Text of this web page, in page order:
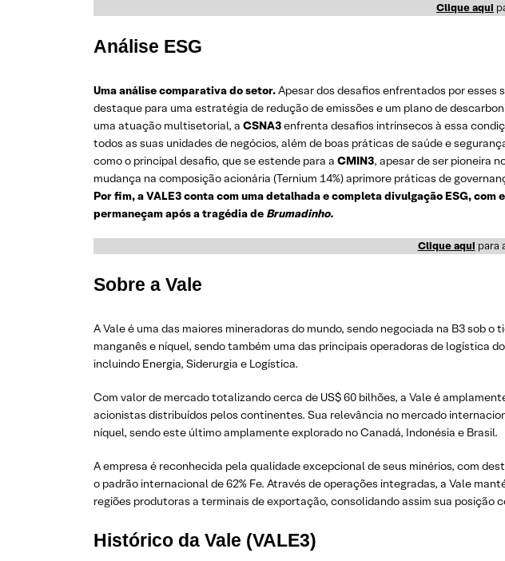
Clique aqui
Análise ESG
Uma análise comparativa do setor.Apesar dos desafios enfrentados por esses
destaque para uma estratégia de redução de emissões e um plano de
uma atuação multisetorial, a CSNA3enfrenta desafios intrínsecos à essa
todos as suas unidades de negócios, além de boas práticas de saúde e
como o principal desafio, que se estende para a CMIN3, apesar de ser pioneira
mudança na composição acionária (Ternium 14%) aprimore práticas de
Por fim, a VALE3 conta com uma detalhada e completa divulgação ESG,
permaneçam após a tragédia de Brumadinho.
Clique aqui para
Sobre a Vale
A Vale é uma das maiores mineradoras do mundo, sendo negociada na B3 sob
manganês e níquel, sendo também uma das principais operadoras de logística
incluindo Energia, Siderurgia e Logística.
Com valor de mercado totalizando cerca de US$ 60 bilhões, a Vale é
acionistas distribuídos pelos continentes. Sua relevância no mercado
níquel, sendo este último amplamente explorado no Canadá, Indonésia e Brasil.
A empresa é reconhecida pela qualidade excepcional de seus minérios, com
o padrão internacional de 62% Fe. Através de operações integradas, a Vale
regiões produtoras a terminais de exportação, consolidando assim sua
Histórico da Vale (VALE3)